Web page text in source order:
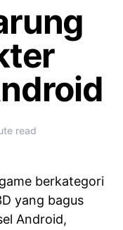
read
berkategori
yang bagus
Android,